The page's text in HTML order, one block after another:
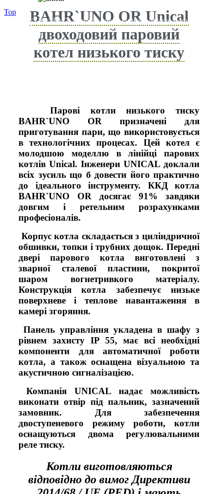
Top
/Unical AG / Парові котли Unical /Двухходовой
паровой котел низкого давления Unical BAHR`UNO OR
BAHR`UNO OR Unical
двоходовий паровий
котел низького тиску
Парові котли низького тиску
BAHR`UNO OR призначені для
приготування пари, що використовується
в технологічних процесах. Цей котел є
молодшою моделлю в лінійці парових
котлів Unical. Інженери UNICAL доклали
всіх зусиль що б довести його практично
до ідеального інструменту. ККД котла
BAHR`UNO OR досягає 91% завдяки
довгим і ретельним розрахунками
професіоналів.
Корпус котла складається з циліндричної
обшивки, топки і трубних дощок. Передні
двері парового котла виготовлені з
зварної сталевої пластини, покритої
шаром вогнетривкого матеріалу.
Конструкція котла забезпечує низьке
поверхневе і теплове навантаження в
камері згоряння.
Панель управління укладена в шафу з
рівнем захисту IP 55, має всі необхідні
компоненти для автоматичної роботи
котла, а також оснащена візуальною та
акустичною сигналізацією.
Компанія UNICAL надає можливість
виконати отвір під пальник, зазначений
замовник. Для забезпечення
двоступеневого режиму роботи, котли
оснащуються двома регулювальними
реле тиску.
Котли виготовляються
відповідно до вимог Директиви